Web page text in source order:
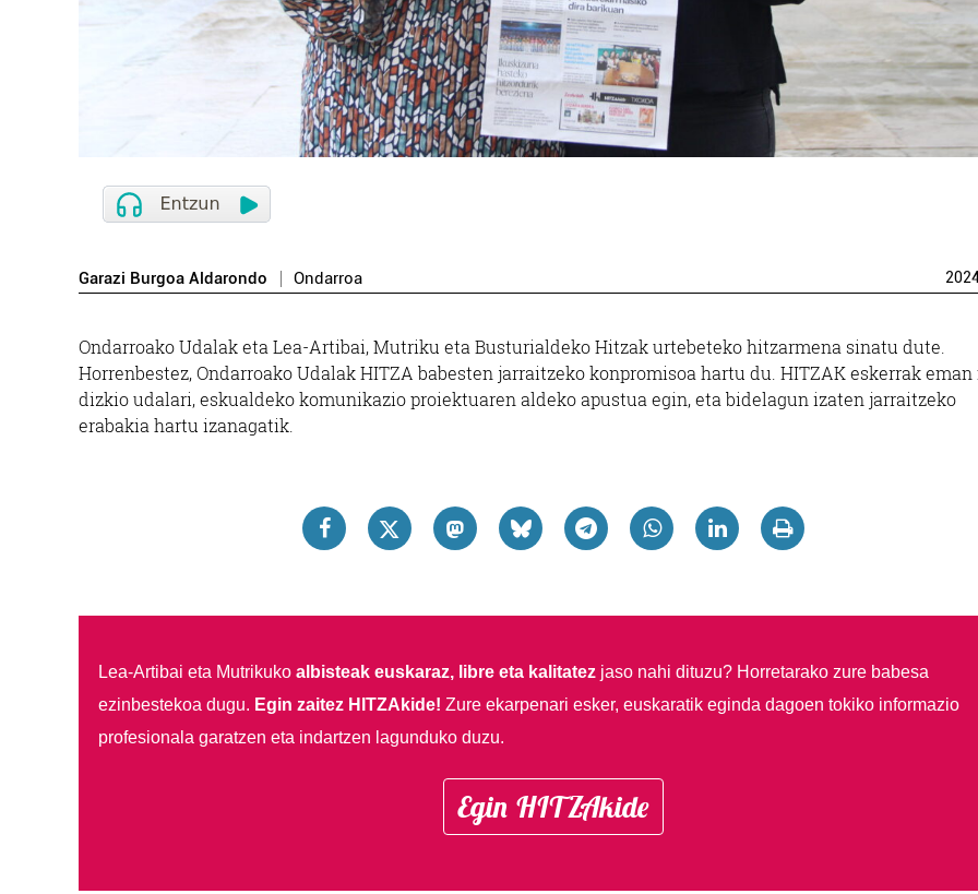
Garazi Burgoa Aldarondo Ondarroa
Ondarroako Udalak eta Lea-Artibai, Mutriku eta Busturialdeko Hitzak urtebeteko hitzarmena sinatu dute.
Horrenbestez, Ondarroako Udalak HITZA babesten jarraitzeko konpromisoa hartu du. HITZAK eskerrak
dizkio udalari, eskualdeko komunikazio proiektuaren aldeko apustua egin, eta bidelagun izaten jarraitzeko
erabakia hartu izanagatik.
Lea-Artibai eta Mutrikuko albisteak euskaraz, libre eta kalitatezjaso nahi dituzu? Horretarako zure babesa
ezinbestekoa dugu. Egin zaitez HITZAkide! Zure ekarpenari esker, euskaratik eginda dagoen tokiko informazio
profesionala garatzen eta indartzen lagunduko duzu.
Egin HITZAkide